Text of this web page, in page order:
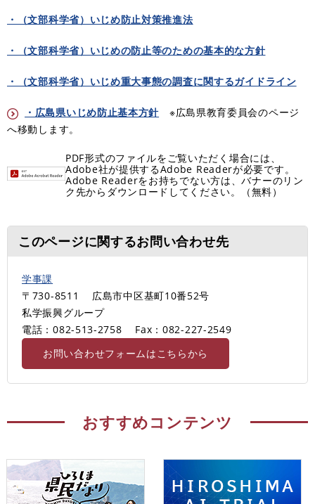
・（文部科学省）いじめ防止対策推進法
・（文部科学省）いじめの防止等のための基本的な方針
・（文部科学省）いじめ重大事態の調査に関するガイドライン
・広島県いじめ防止基本方針 ※広島県教育委員会のページ
へ移動します。
PDF形式のファイルをご覧いただく場合には、
Adobe社が提供するAdobe Readerが必要です。
Adobe Readerをお持ちでない方は、バナーのリン
ク先からダウンロードしてください。（無料）
このページに関するお問い合わせ先
学事課
〒730-8511
広島市中区基町10番52号
私学振興グループ
電話：082-513-2758
Fax：082-227-2549
お問い合わせフォームはこちらから
おすすめコンテンツ